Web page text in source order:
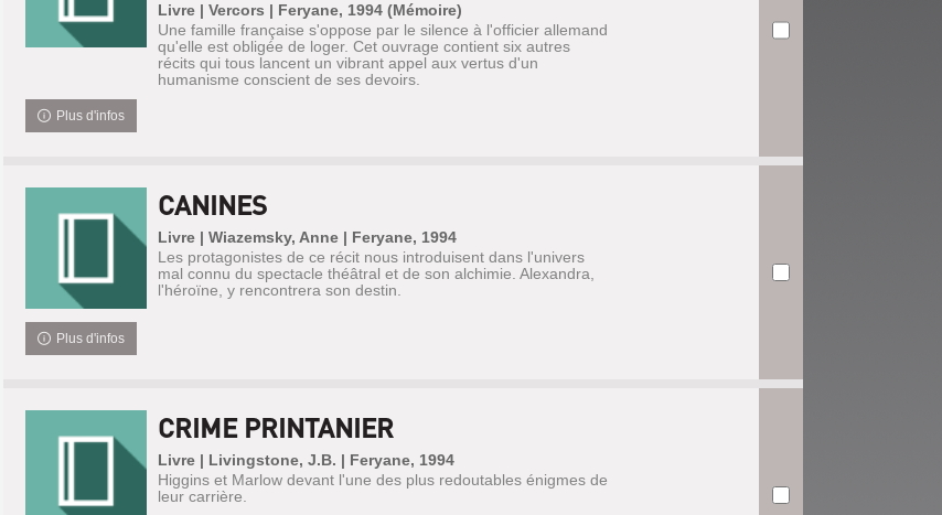
Livre | Vercors | Feryane, 1994 (Mémoire)
Une famille française s'oppose par le silence à l'officier allemand
qu'elle est obligée de loger. Cet ouvrage contient six autres
récits qui tous lancent un vibrant appel aux vertus d'un
humanisme conscient de ses devoirs.
Plus d'infos
CANINES
Livre | Wiazemsky, Anne | Feryane, 1994
Les protagonistes de ce récit nous introduisent dans l'univers
mal connu du spectacle théâtral et de son alchimie. Alexandra,
l'héroïne, y rencontrera son destin.
Plus d'infos
CRIME PRINTANIER
Livre | Livingstone, J.B. | Feryane, 1994
Higgins et Marlow devant l'une des plus redoutables énigmes de
leur carrière.